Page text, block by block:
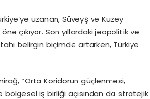
uzanan, Süveyş ve Kuzey
çıkıyor. Son yıllardaki jeopolitik ve
belirgin biçimde artarken, Türkiye
“Orta Koridorun güçlenmesi,
iş birliği açısından da stratejik